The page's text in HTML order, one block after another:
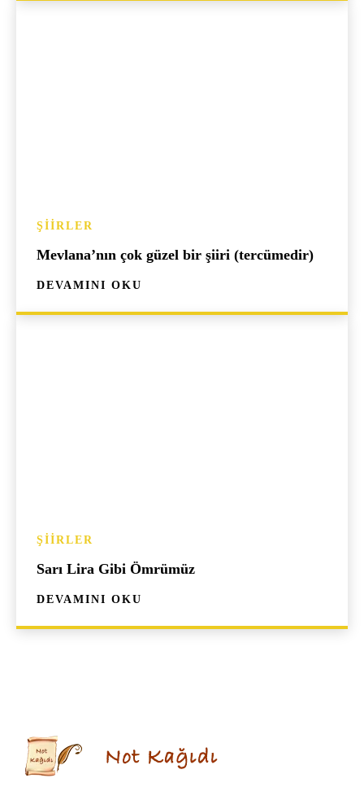
ŞIIRLER
Mevlana’nın çok güzel bir şiiri (tercümedir)
DEVAMINI OKU
ŞIIRLER
Sarı Lira Gibi Ömrümüz
DEVAMINI OKU